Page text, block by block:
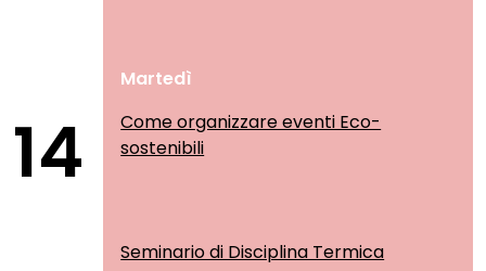
14
Martedì
Come organizzare eventi Eco-
sostenibili
Seminario di Disciplina Termica